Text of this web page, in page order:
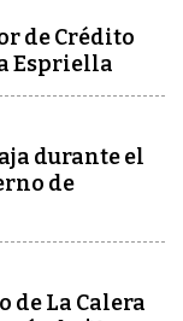
de Crédito
Espriella
durante el
de
de La Calera